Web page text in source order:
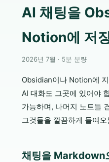
AI 채팅을
Notion에 저
2026년 7월 · 5분 분량
Obsidian이나 Notion에
AI 대화도 그곳에 있어야
가능하며, 나머지 노트들
그것들을 깔끔하게 들여
채팅을 Markdown